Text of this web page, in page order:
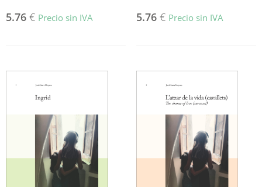
5.76 € Precio sin IVA 5.76 € Precio sin IVA